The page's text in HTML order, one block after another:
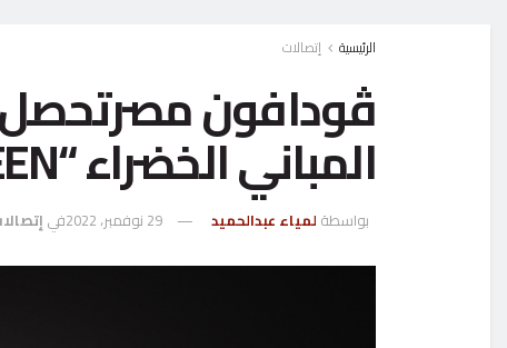
الرئيسية إتصالات
ڤودافون
المباني الخضراء “LEED GOLD GREEN”
بواسطة لمياء عبدالحميد 29 نوفمبر، 2022 في